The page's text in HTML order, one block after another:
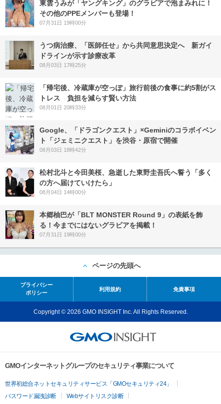
東雲うみが「ヤングキング」のグラビアで泡まみれに！
その他のPPEメンバーも登場！
07月31日 19時00分
うつ病治療、「医師任せ」から共同意思決定へ 新ガイ
ドラインが示す診療改革
08月03日 17時25分
「帰宅後、冷蔵庫が空っぽ」旅行前後の食事に約5割がス
トレス 負担を減らす賢い方法
08月01日 20時33分
Google、「ドラゴンクエスト」×Geminiのコラボイベン
ト「ジェミニクエスト」を渋谷・原宿で開催
08月03日 18時42分
松村北斗と今田美桜、急逝した東野圭吾氏へ誓う「多く
の方へ届けていけたら」
08月04日 14時00分
本郷柚巴が「BLT MONSTER Round 9」の表紙を飾
る！今までにはないグラビアを掲載！
07月31日 19時00分
ページの先頭へ
プライバシー
ポリシー
利用規約 免責事項
Copyright © 2026 GMO INSIGHT Inc. All Rights Reserved.
GMOインターネットグループのセキュリティ事業について
世界初総合ネットセキュリティサービス「GMOセキュリティ24」
パスワード漏洩診断
Webサイトリスク診断